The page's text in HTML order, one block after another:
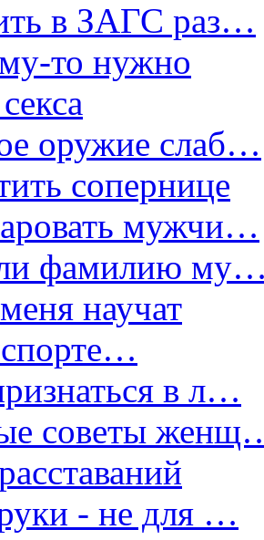
в ЗАГС раз…
то нужно
оружие слаб…
сопернице
мужчи…
ли фамилию
научат
в л…
советы
- не для …